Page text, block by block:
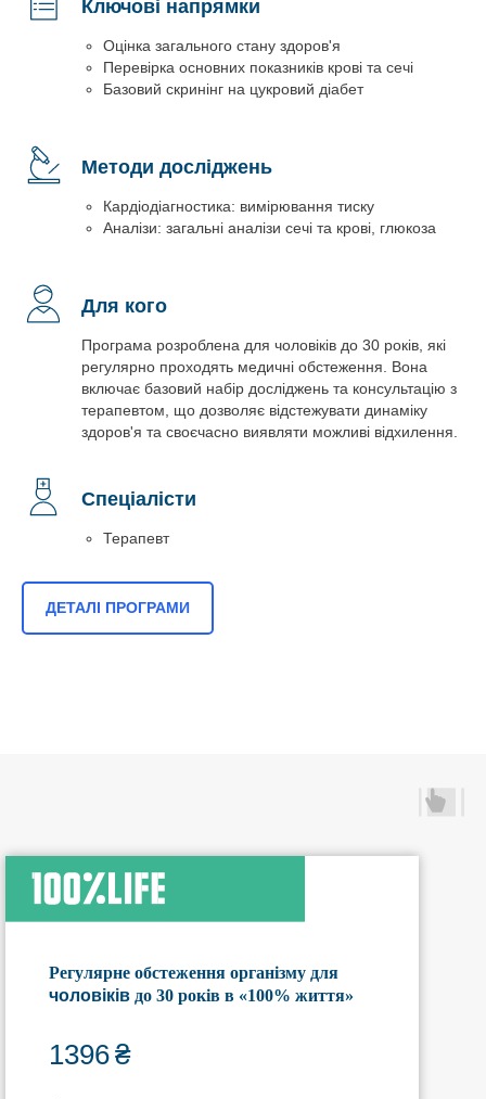
Ключові напрямки
Оцінка загального стану здоров'я
Перевірка основних показників крові та сечі
Базовий скринінг на цукровий діабет
Методи досліджень
Кардіодіагностика: вимірювання тиску
Аналізи: загальні аналізи сечі та крові, глюкоза
Для кого
Програма розроблена для чоловіків до 30 років, які
регулярно проходять медичні обстеження. Вона
включає базовий набір досліджень та консультацію з
терапевтом, що дозволяє відстежувати динаміку
здоров'я та своєчасно виявляти можливі відхилення.
Спеціалісти
Терапевт
ДЕТАЛІ ПРОГРАМИ
Регулярне обстеження організму для
чоловіків до 30 років в «100% життя»
1396₴